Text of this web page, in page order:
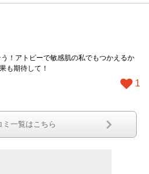
！アトピーで敏感肌の私でもつかえるか
も期待して！
1
ミ一覧はこちら